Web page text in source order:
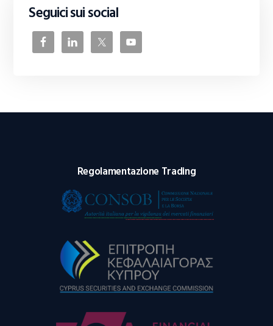
Seguici sui social
Regolamentazione Trading